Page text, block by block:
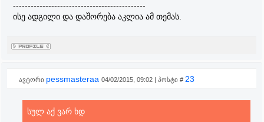
---------------------------------------------
ისე ადგილი და დაშორება აკლია ამ თემას.
ავტორი pessmasteraa 04/02/2015, 09:02 | პოსტი # 23
სულ აქ ვარ ხდ